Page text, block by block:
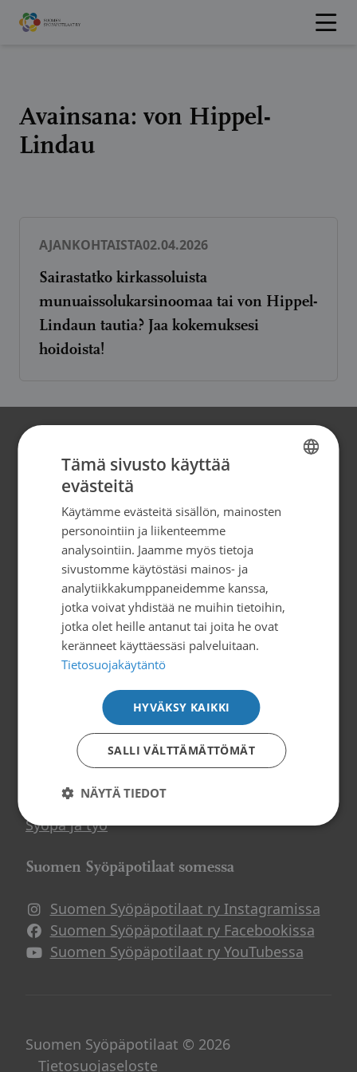
Hyppää
sisältöön
Avainsana: von Hippel-
Lindau
AJANKOHTAISTA02.04.2026
Sairastatko kirkassoluista
munuaissolukarsinoomaa tai von Hippel-
Lindaun tautia? Jaa kokemuksesi
hoidoista!
Suomen Syöpäpotilaat ry
Globaalikeskus, 7. kerros
Siltasaarenkatu 4, 00530 Helsinki
info@syopapotilaat.fi
Y-tunnus: 0239008-1
Tilaa uutiskirje
Tietoa ja tukea
Suomen Syöpäpotilaat ry
Potilasoppaat
Potilasverkostot
Syöpä ja työ
Suomen Syöpäpotilaat somessa
Suomen Syöpäpotilaat ry Instagramissa
Suomen Syöpäpotilaat ry Facebookissa
Suomen Syöpäpotilaat ry YouTubessa
Suomen Syöpäpotilaat © 2026
Tietosuojaseloste
SWEDISH
Tämä sivusto käyttää
evästeitä
Käytämme evästeitä sisällön, mainosten
personointiin ja liikenteemme
analysointiin. Jaamme myös tietoja
sivustomme käytöstäsi mainos- ja
analytiikkakumppaneidemme kanssa,
jotka voivat yhdistää ne muihin tietoihin,
jotka olet heille antanut tai joita he ovat
keränneet käyttäessäsi palveluitaan.
Tietosuojakäytäntö
HYVÄKSY KAIKKI
SALLI VÄLTTÄMÄTTÖMÄT
NÄYTÄ TIEDOT